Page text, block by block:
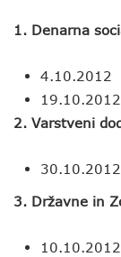
1. Denarna
4.10.2012
19.10.2012
2. Varstveni
30.10.2012
3. Državne in
10.10.2012